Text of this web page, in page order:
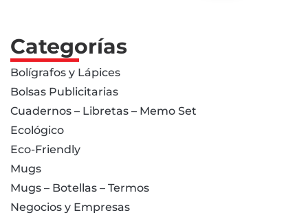
Categorías
Bolígrafos y Lápices
Bolsas Publicitarias
Cuadernos – Libretas – Memo Set
Ecológico
Eco-Friendly
Mugs
Mugs – Botellas – Termos
Negocios y Empresas